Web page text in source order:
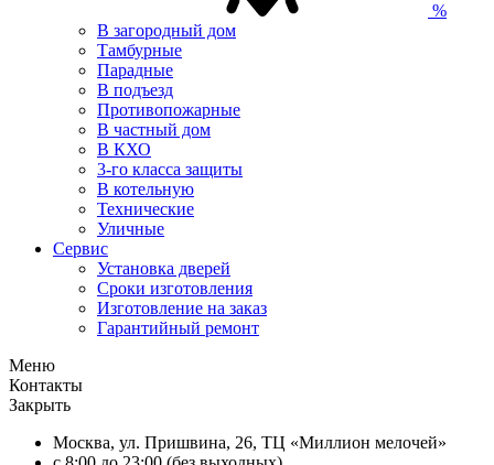
%
В загородный дом
Тамбурные
Парадные
В подъезд
Противопожарные
В частный дом
В КХО
3-го класса защиты
В котельную
Технические
Уличные
Сервис
Установка дверей
Сроки изготовления
Изготовление на заказ
Гарантийный ремонт
Меню
Контакты
Закрыть
Москва, ул. Пришвина, 26, ТЦ «Миллион мелочей»